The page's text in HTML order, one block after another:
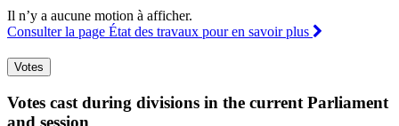
Il n’y a aucune motion à afficher.
Consulter la page État des travaux pour en savoir plus
Votes
Votes cast during divisions in the current Parliament
and session